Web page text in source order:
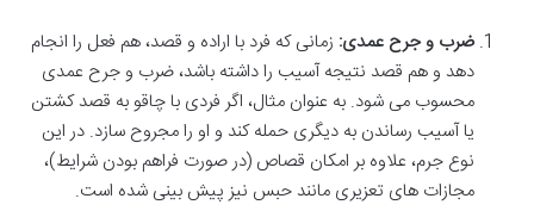
ضرب و جرح عمدی: زمانی که فرد با اراده و قصد، هم فعل را انجام
دهد و هم قصد نتیجه آسیب را داشته باشد، ضرب و جرح عمدی
محسوب می شود. به عنوان مثال، اگر فردی با چاقو به قصد کشتن
یا آسیب رساندن به دیگری حمله کند و او را مجروح سازد. در این
نوع جرم، علاوه بر امکان قصاص (در صورت فراهم بودن شرایط)،
مجازات های تعزیری مانند حبس نیز پیش بینی شده است.